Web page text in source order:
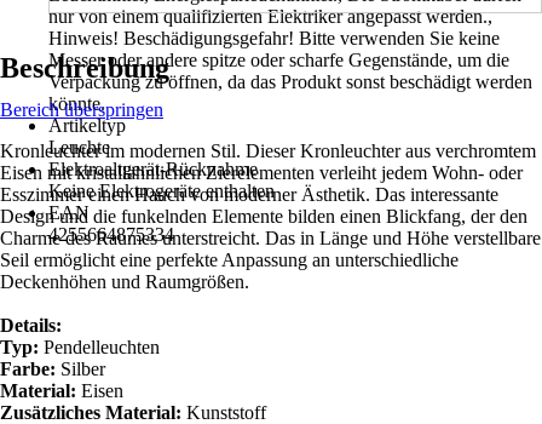
nur von einem qualifizierten Elektriker angepasst werden.,
Hinweis! Beschädigungsgefahr! Bitte verwenden Sie keine
Messer oder andere spitze oder scharfe Gegenstände, um die
Verpackung zu öffnen, da das Produkt sonst beschädigt werden
könnte.
Artikeltyp
Leuchte
Elektroaltgerät-Rücknahme
Keine Elektrogeräte enthalten
EAN
4255664875334
Beschreibung
Bereich überspringen
Kronleuchter im modernen Stil. Dieser Kronleuchter aus verchromtem
Eisen mit kristallähnlichen Zierelementen verleiht jedem Wohn- oder
Esszimmer einen Hauch von moderner Ästhetik. Das interessante
Design und die funkelnden Elemente bilden einen Blickfang, der den
Charme des Raumes unterstreicht. Das in Länge und Höhe verstellbare
Seil ermöglicht eine perfekte Anpassung an unterschiedliche
Deckenhöhen und Raumgrößen.
Details:
Typ: Pendelleuchten
Farbe: Silber
Material: Eisen
Zusätzliches Material: Kunststoff